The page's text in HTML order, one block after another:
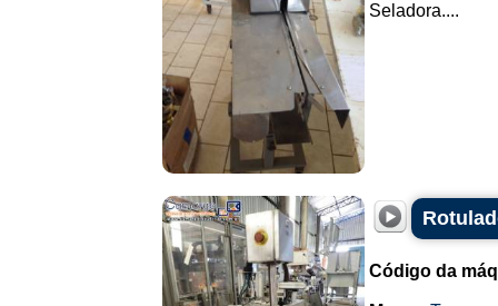
Seladora....
Código da